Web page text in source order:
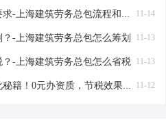
11-14
-上海建筑劳务总包流程和要求
11-13
？-上海建筑劳务总包怎么筹划
11-13
？-上海建筑劳务总包怎么省税
11-12
，节税效果看这里-上海建筑劳务总包纳税优化